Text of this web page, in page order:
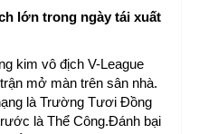
lớn trong ngày tái xuất
kim vô địch V-League
mở màn trên sân nhà.
là Trường Tươi Đồng
là Thể Công.Đánh bại